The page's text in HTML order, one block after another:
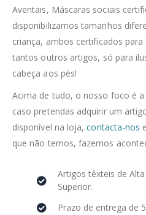
Aventais, Máscaras sociais
disponibilizamos tamanhos
criança, ambos certificados
tantos outros artigos, só para
cabeça aos pés!
Acima de tudo, o nosso foco é
caso pretendas adquirir um
disponível na loja,contacta-nos
que não temos, fazemos
Artigos têxteis de
Superior.
Prazo de entrega de